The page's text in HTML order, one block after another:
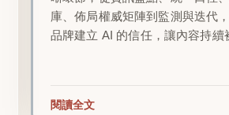
庫、佈局權威矩陣到監測與迭代
品牌建立 AI 的信任，讓內容持續
閱讀全文